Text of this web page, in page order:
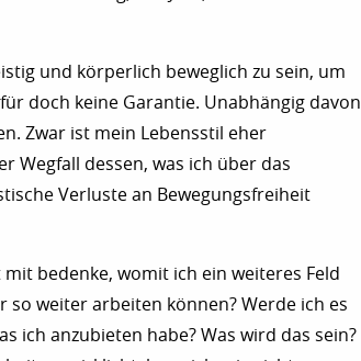
und körperlich beweglich zu sein, um
doch keine Garantie. Unabhängig davon
Zwar ist mein Lebensstil eher
Wegfall dessen, was ich über das
Verluste an Bewegungsfreiheit
bedenke, womit ich ein weiteres Feld
weiter arbeiten können? Werde ich es
ich anzubieten habe? Was wird das sein?